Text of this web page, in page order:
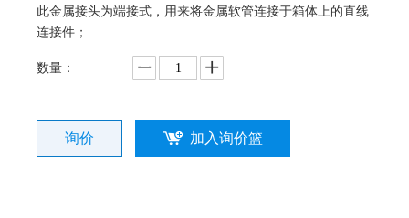
此金属接头为端接式，用来将金属软管连接于箱体上的直线
连接件；
数量：
询价 加入询价篮